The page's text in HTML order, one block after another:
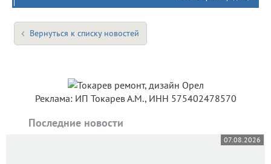
Вернуться к списку новостей
Реклама: ИП Токарев А.М., ИНН 575402478570
Последние новости
07.08.2026